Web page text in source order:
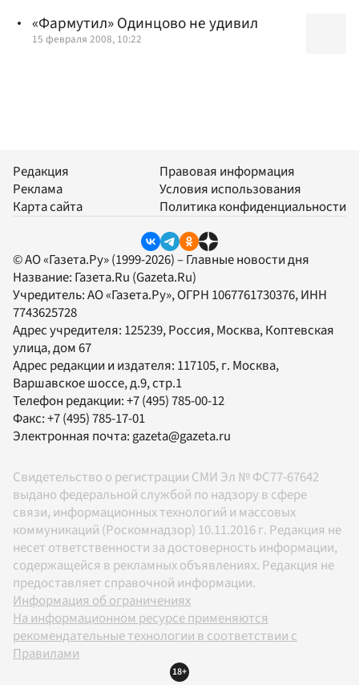
«Фармутил» Одинцово не удивил
15 февраля 2008, 10:22
Редакция
Реклама
Карта сайта
Правовая информация
Условия использования
Политика конфиденциальности
© АО «Газета.Ру» (1999-2026) – Главные новости дня
Название: Газета.Ru (Gazeta.Ru)
Учредитель:АО «Газета.Ру», ОГРН 1067761730376, ИНН
7743625728
Адрес учредителя: 125239, Россия, Москва, Коптевская
улица, дом 67
Адрес редакции и издателя: 117105, г. Москва,
Варшавское шоссе, д.9, стр.1
Телефон редакции:+7 (495) 785-00-12
Факс:+7 (495) 785-17-01
Электронная почта:gazeta@gazeta.ru
Свидетельство о регистрации СМИ Эл № ФС77-67642
выдано федеральной службой по надзору в сфере
связи, информационных технологий и массовых
коммуникаций (Роскомнадзор) 10.11.2016 г. Редакция не
несет ответственности за достоверность информации,
содержащейся в рекламных объявлениях. Редакция не
предоставляет справочной информации.
Информация об ограничениях
На информационном ресурсе применяются
рекомендательные технологии в соответствии с
Правилами
18+